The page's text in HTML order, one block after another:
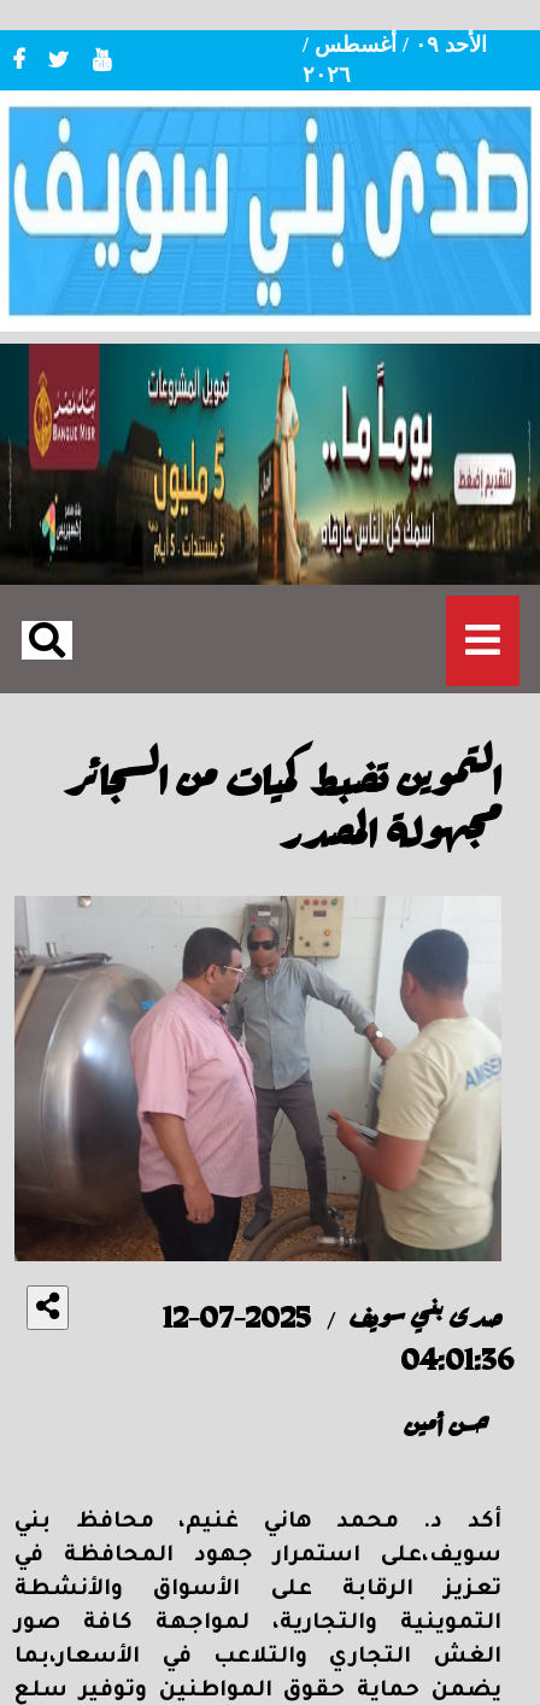
الأحد ٠٩ / أغسطس /
٢٠٢٦
التموين تضبط كميات من السجائر
مجهولة المصدر
صدى بني سويف /
2025-07-12
04:01:36
حسن أمين
أكد د. محمد هاني غنيم، محافظ بني
سويف،على استمرار جهود المحافظة في
تعزيز الرقابة على الأسواق والأنشطة
التموينية والتجارية، لمواجهة كافة صور
الغش التجاري والتلاعب في الأسعار،بما
يضمن حماية حقوق المواطنين وتوفير سلع